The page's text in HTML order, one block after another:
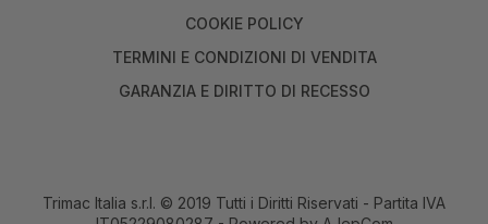
COOKIE POLICY
TERMINI E CONDIZIONI DI VENDITA
GARANZIA E DIRITTO DI RECESSO
Trimac Italia s.r.l. © 2019 Tutti i Diritti Riservati - Partita IVA